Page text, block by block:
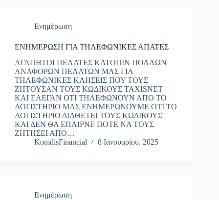
Ενημέρωση
ΕΝΗΜΕΡΩΣΗ ΓΙΑ ΤΗΛΕΦΩΝΙΚΕΣ ΑΠΑΤΕΣ
ΑΓΑΠΗΤΟΙ ΠΕΛΑΤΕΣ ΚΑΤΟΠΙΝ ΠΟΛΛΩΝ
ΑΝΑΦΟΡΩΝ ΠΕΛΑΤΩΝ ΜΑΣ ΓΙΑ
ΤΗΛΕΦΩΝΙΚΕΣ ΚΛΗΣΕΙΣ ΠΟΥ ΤΟΥΣ
ΖΗΤΟΥΣΑΝ ΤΟΥΣ ΚΩΔΙΚΟΥΣ TAXISNET
ΚΑΙ ΕΛΕΓΑΝ ΟΤΙ ΤΗΛΕΦΩΝΟΥΝ ΑΠΟ ΤΟ
ΛΟΓΙΣΤΗΡΙΟ ΜΑΣ ΕΝΗΜΕΡΩΝΟΥΜΕ ΟΤΙ ΤΟ
ΛΟΓΙΣΤΗΡΙΟ ΔΙΑΘΕΤΕΙ ΤΟΥΣ ΚΩΔΙΚΟΥΣ
ΚΑΙ ΔΕΝ ΘΑ ΕΠΑΙΡΝΕ ΠΟΤΕ ΝΑ ΤΟΥΣ
ΖΗΤΗΣΕΙ ΑΠΟ…
KonidisFinancial
8 Ιανουαρίου, 2025
Ενημέρωση